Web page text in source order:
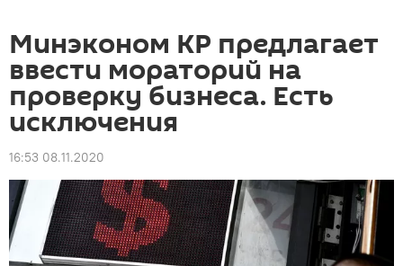
Минэконом КР предлагает
ввести мораторий на
проверку бизнеса. Есть
исключения
16:53 08.11.2020